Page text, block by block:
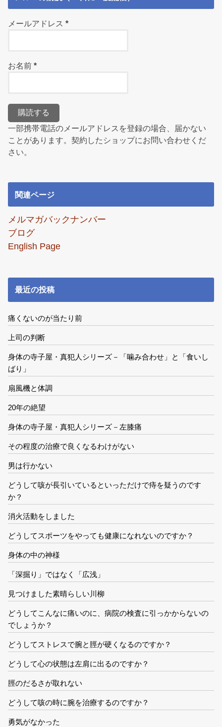
メールアドレス*
お名前*
一部携帯電話のメールアドレスを登録の場合、届かない
ことがあります。契約したショップにお問い合わせくだ
さい。
関連ページ
メルマガバックナンバー
ブログ
English Page
最近の投稿
痛くないのが当たり前
上司の判断
身体の寺子屋・真犯人シリーズ－「噛み合わせ」と「食いし
ばり」
扇風機と体調
20年の絶望
身体の寺子屋・真犯人シリーズ－左膝痛
その程度の治療で良くなるわけがない
男は行かない
どうして咳が長引いているといっただけで痔を疑うのです
か？
消火活動をしました
どうしてスポーツをやっても健康になれないのですか？
身体の中の神様
「深掘り」ではなく「広浅」
見つけました素晴らしい川柳
どうしてこんなに痛いのに、病院の検査に引っかからないの
でしょうか？
どうしてストレスで腕と脛が硬くなるのですか？
どうして心の状態は左肩に出るのですか？
脛のだるさが取れない
どうして咳の時に腕を治療するのですか？
勇気がなかった